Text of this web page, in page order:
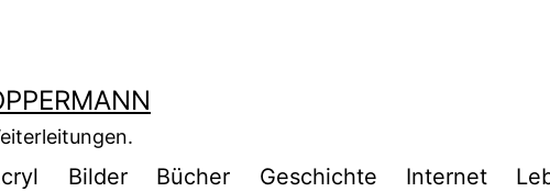
Bilder Bücher Geschichte Internet